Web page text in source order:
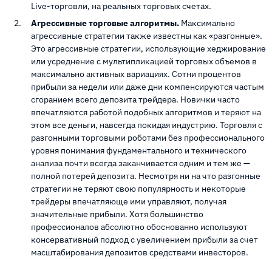
Live-торговли, на реальных торговых счетах.
Агрессивные торговые алгоритмы. Максимально
агрессивные стратегии также известны как «разгонные».
Это агрессивные стратегии, использующие хеджирование
или усреднение с мультипликацией торговых объемов в
максимально активных вариациях. Сотни процентов
прибыли за недели или даже дни компенсируются частым
сгоранием всего депозита трейдера. Новички часто
впечатляются работой подобных алгоритмов и теряют на
этом все деньги, навсегда покидая индустрию. Торговля с
разгонными торговыми роботами без профессионального
уровня понимания фундаментального и технического
анализа почти всегда заканчивается одним и тем же —
полной потерей депозита. Несмотря ни на что разгонные
стратегии не теряют свою популярность и некоторые
трейдеры впечатляюще ими управляют, получая
значительные прибыли. Хотя большинство
профессионалов абсолютно обоснованно используют
консервативный подход с увеличением прибыли за счет
масштабирования депозитов средствами инвесторов.